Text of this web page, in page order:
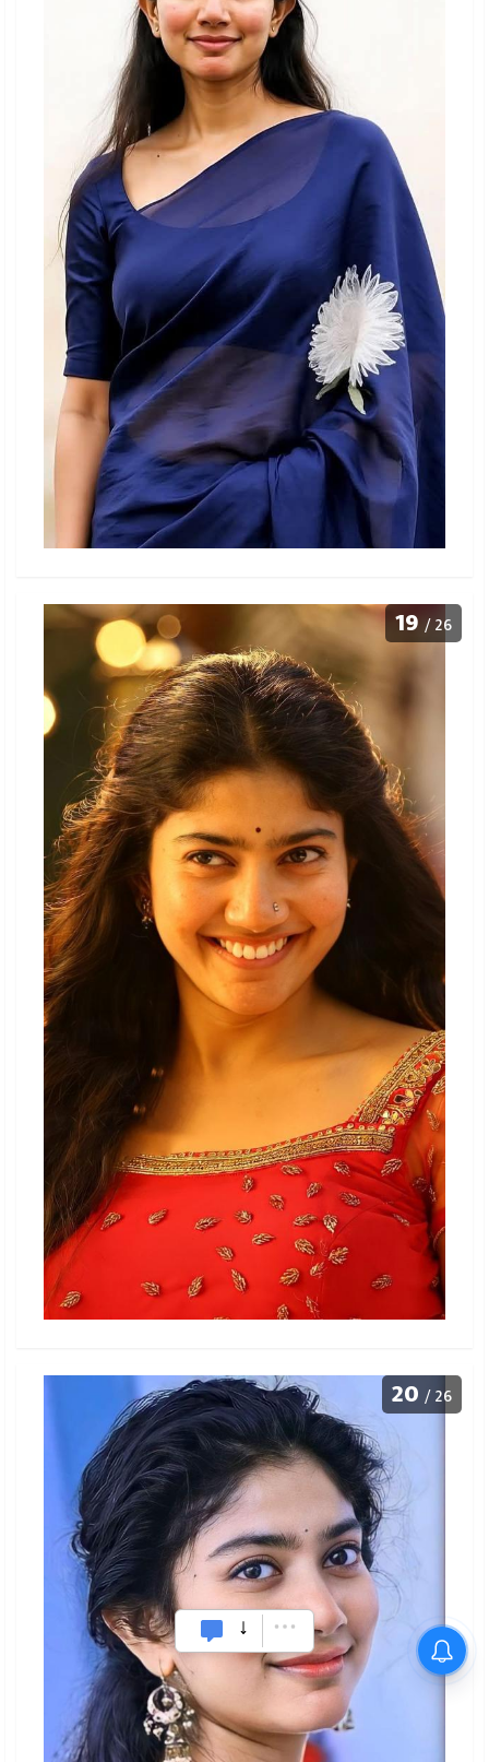
19/ 26
20/ 26